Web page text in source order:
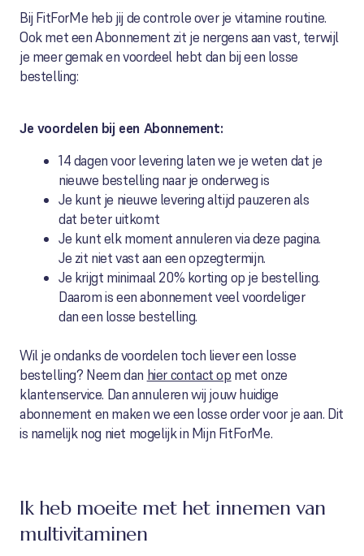
Bij FitForMe heb jij de controle over je vitamine routine.
Ook met een Abonnement zit je nergens aan vast, terwijl
je meer gemak en voordeel hebt dan bij een losse
bestelling:
Je voordelen bij een Abonnement:
14 dagen voor levering laten we je weten dat je
nieuwe bestelling naar je onderweg is
Je kunt je nieuwe levering altijd pauzeren als
dat beter uitkomt
Je kunt elk moment annuleren via deze pagina.
Je zit niet vast aan een opzegtermijn.
Je krijgt minimaal 20% korting op je bestelling.
Daarom is een abonnement veel voordeliger
dan een losse bestelling.
Wil je ondanks de voordelen toch liever een losse
bestelling? Neem dan hier contact op met onze
klantenservice. Dan annuleren wij jouw huidige
abonnement en maken we een losse order voor je aan. Dit
is namelijk nog niet mogelijk in Mijn FitForMe.
Ik heb moeite met het innemen van
multivitaminen